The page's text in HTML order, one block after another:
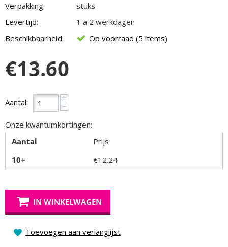
Verpakking:
stuks
Levertijd:
1 a 2 werkdagen
Beschikbaarheid:
Op voorraad (5 items)
€13.60
Aantal: +
−
Onze kwantumkortingen:
Aantal
Prijs
10+
€12.24
IN WINKELWAGEN
Toevoegen aan verlanglijst